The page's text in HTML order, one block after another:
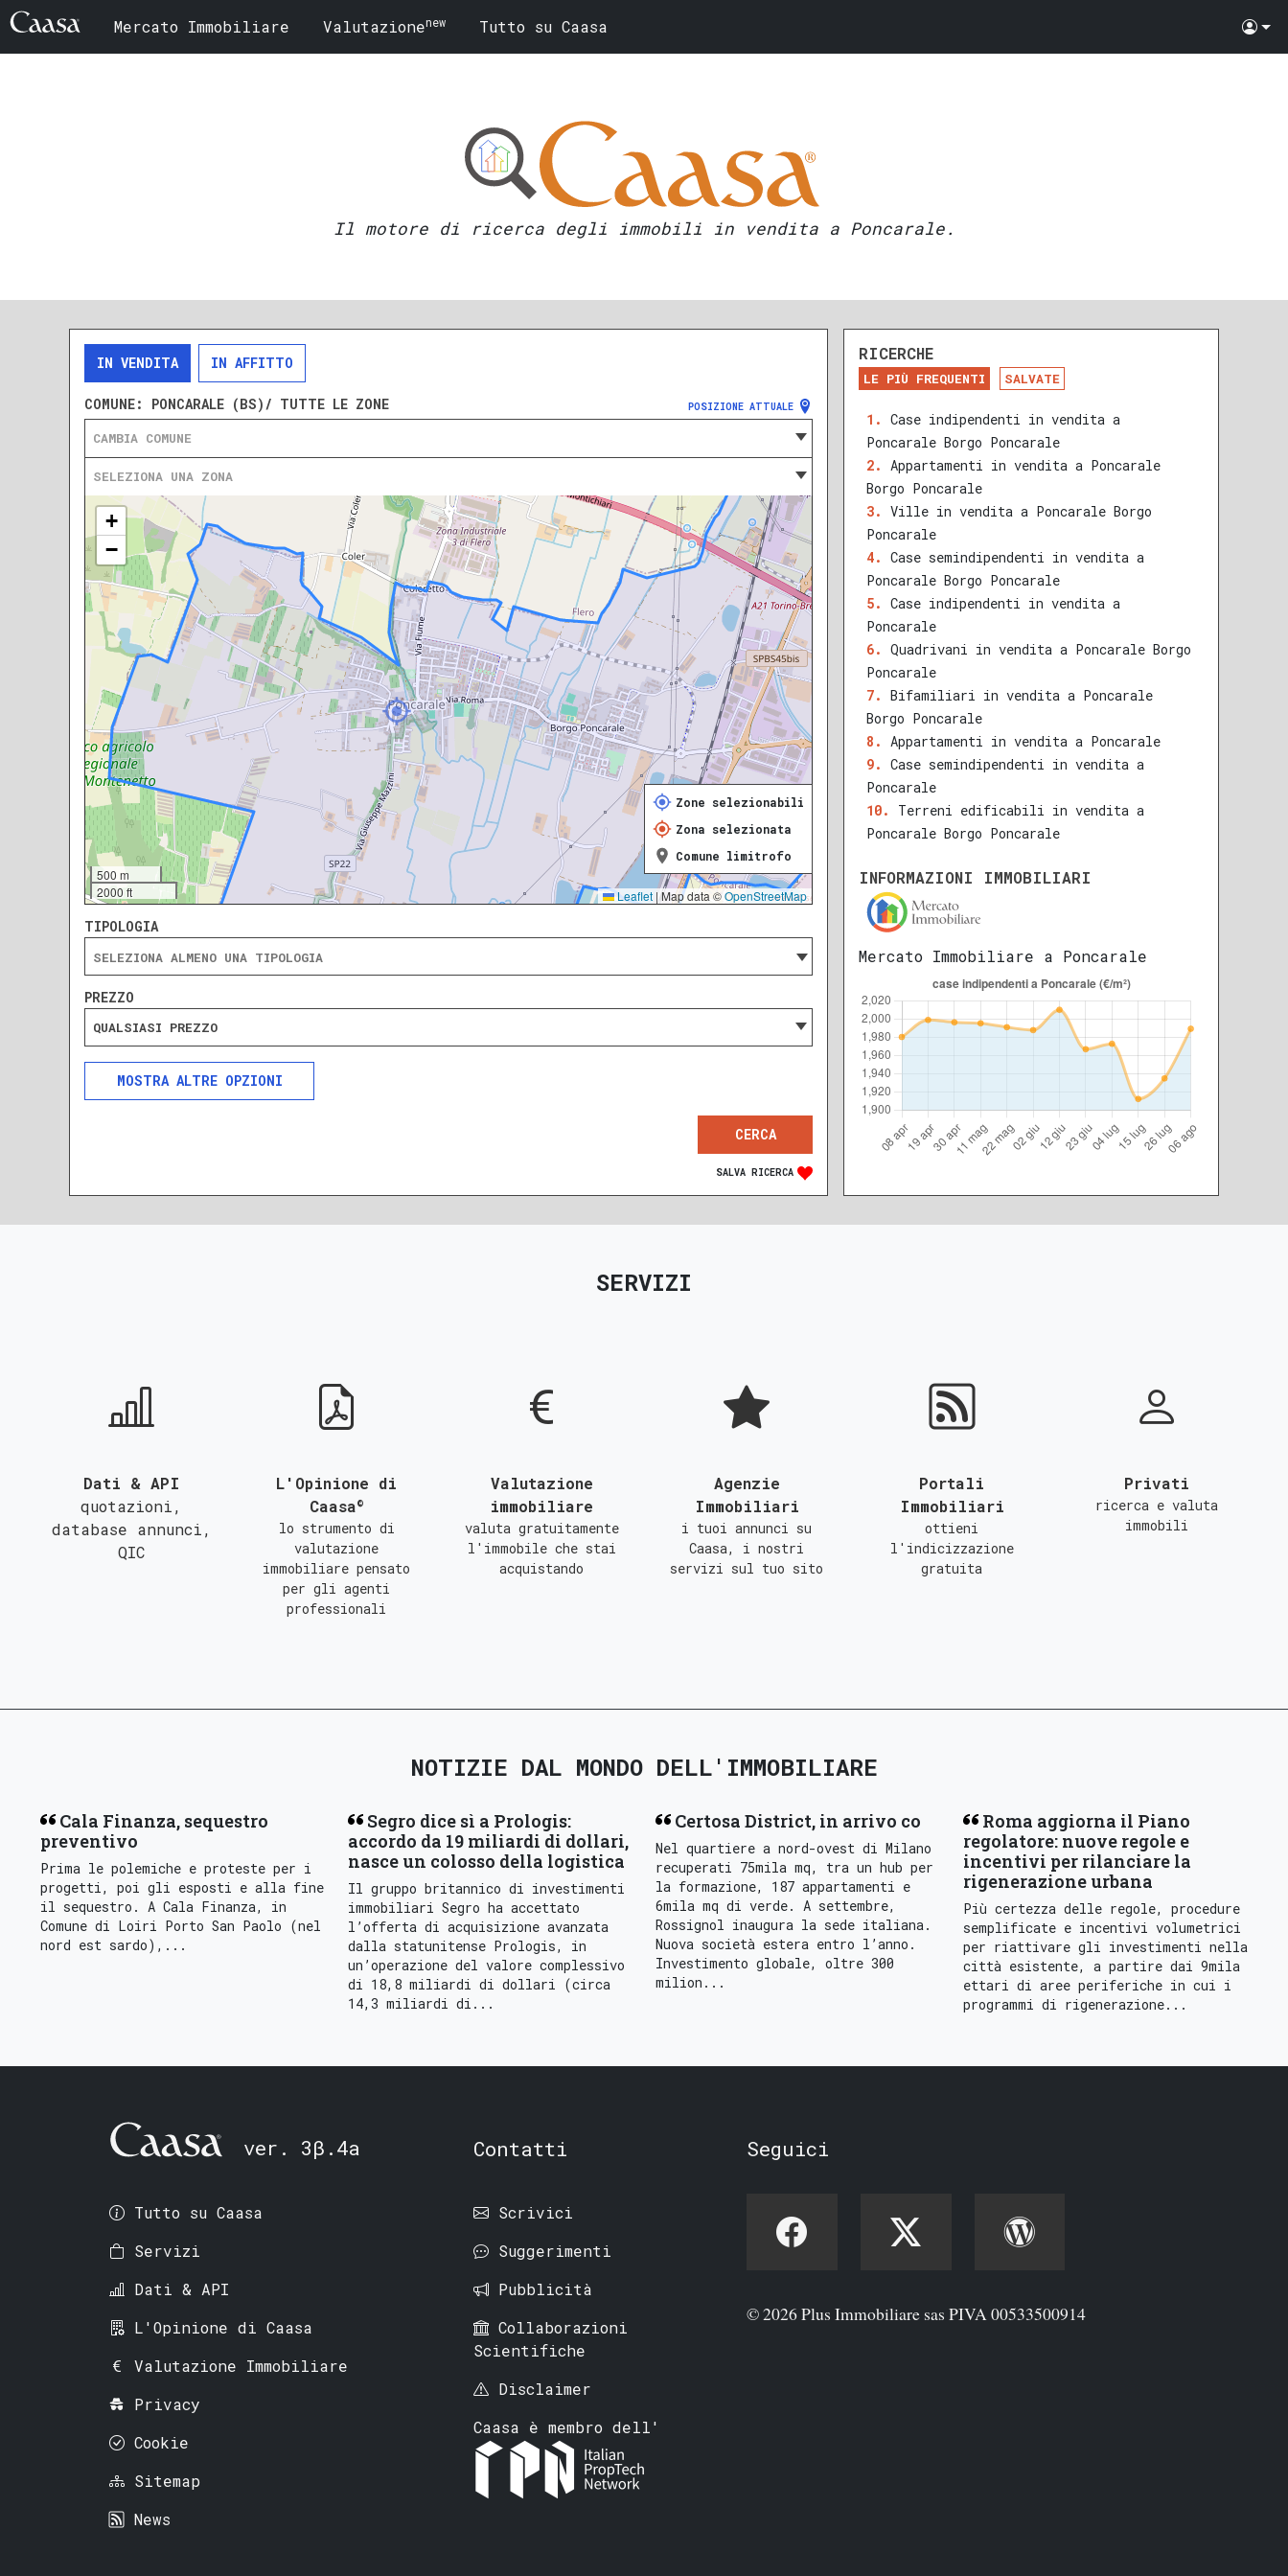
Mercato Immobiliare Valutazionenew Tutto su Caasa
Il motore di ricerca degli immobili in vendita a Poncarale.
IN VENDITA IN AFFITTO
COMUNE: PONCARALE (BS)/ TUTTE LE ZONE POSIZIONE ATTUALE
CAMBIA COMUNE
SELEZIONA UNA ZONA
+
−
500 m
2000 ft
Leaflet |Map data ©OpenStreetMap
Zone selezionabili
Zona selezionata
Comune limitrofo
TIPOLOGIA
PREZZO
QUALSIASI PREZZO
ALTRE OPZIONI
RISTRUTTURATO
SALVA RICERCA
RICERCHE
LE PIÙ FREQUENTI SALVATE
Case indipendenti in vendita a
Poncarale Borgo Poncarale
Appartamenti in vendita a Poncarale
Borgo Poncarale
Ville in vendita a Poncarale Borgo
Poncarale
Case semindipendenti in vendita a
Poncarale Borgo Poncarale
Case indipendenti in vendita a
Poncarale
Quadrivani in vendita a Poncarale Borgo
Poncarale
Bifamiliari in vendita a Poncarale
Borgo Poncarale
Appartamenti in vendita a Poncarale
Case semindipendenti in vendita a
Poncarale
Terreni edificabili in vendita a
Poncarale Borgo Poncarale
INFORMAZIONI IMMOBILIARI
Mercato Immobiliare a Poncarale
SERVIZI
Dati & API
quotazioni,
database annunci,
QIC
L'Opinione di
Caasa©
lo strumento di
valutazione
immobiliare pensato
per gli agenti
professionali
Valutazione
immobiliare
valuta gratuitamente
l'immobile che stai
acquistando
Agenzie
Immobiliari
i tuoi annunci su
Caasa, i nostri
servizi sul tuo sito
Portali
Immobiliari
ottieni
l'indicizzazione
gratuita
Privati
ricerca e valuta
immobili
NOTIZIE DAL MONDO DELL'IMMOBILIARE
Cala Finanza, sequestro
preventivo
Prima le polemiche e proteste per i
progetti, poi gli esposti e alla fine
il sequestro. A Cala Finanza, in
Comune di Loiri Porto San Paolo (nel
nord est sardo),...
Segro dice sì a Prologis:
accordo da 19 miliardi di dollari,
nasce un colosso della logistica
Il gruppo britannico di investimenti
immobiliari Segro ha accettato
l’offerta di acquisizione avanzata
dalla statunitense Prologis, in
un’operazione del valore complessivo
di 18,8 miliardi di dollari (circa
14,3 miliardi di...
Certosa District, in arrivo co
Nel quartiere a nord-ovest di Milano
recuperati 75mila mq, tra un hub per
la formazione, 187 appartamenti e
6mila mq di verde. A settembre,
Rossignol inaugura la sede italiana.
Nuova società estera entro l’anno.
Investimento globale, oltre 300
milion...
Roma aggiorna il Piano
regolatore: nuove regole e
incentivi per rilanciare la
rigenerazione urbana
Più certezza delle regole, procedure
semplificate e incentivi volumetrici
per riattivare gli investimenti nella
città esistente, a partire dai 9mila
ettari di aree periferiche in cui i
programmi di rigenerazione...
ver. 3β.4a
Tutto su Caasa
Servizi
Dati & API
L'Opinione di Caasa
Valutazione Immobiliare
Privacy
Cookie
Sitemap
News
Contatti
Scrivici
Suggerimenti
Pubblicità
Collaborazioni
Scientifiche
Disclaimer
Caasa è membro dell'
Seguici
© 2026 Plus Immobiliare sas PIVA 00533500914